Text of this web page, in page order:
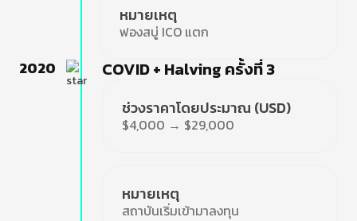
หมายเหตุ
ฟองสบู่ ICO แตก
2020 COVID + Halving ครั้งที่ 3
ช่วงราคาโดยประมาณ (USD)
$4,000 → $29,000
หมายเหตุ
สถาบันเริ่มเข้ามาลงทุน